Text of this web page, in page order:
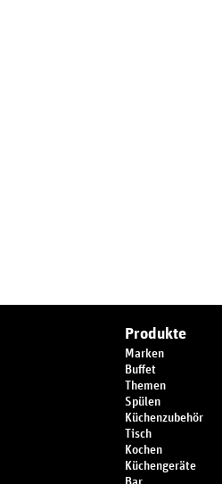
Produkte
Marken
Buffet
Themen
Spülen
Küchenzubehör
Tisch
Kochen
Küchengeräte